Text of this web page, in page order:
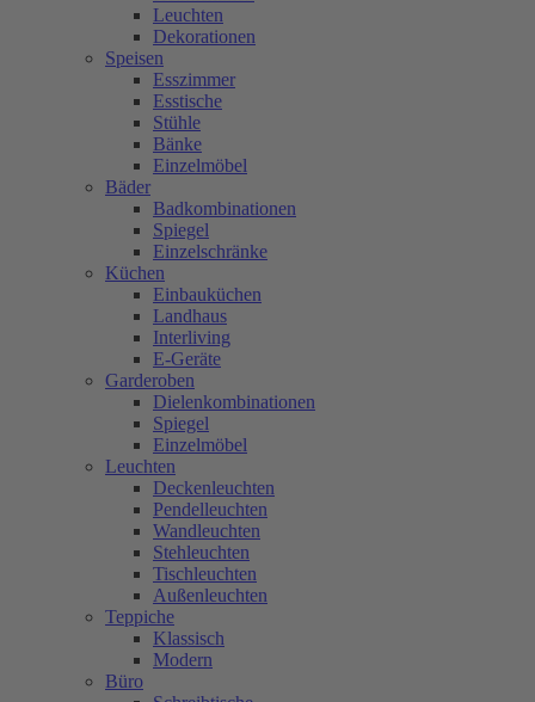
Leuchten
Dekorationen
Speisen
Esszimmer
Esstische
Stühle
Bänke
Einzelmöbel
Bäder
Badkombinationen
Spiegel
Einzelschränke
Küchen
Einbauküchen
Landhaus
Interliving
E-Geräte
Garderoben
Dielenkombinationen
Spiegel
Einzelmöbel
Leuchten
Deckenleuchten
Pendelleuchten
Wandleuchten
Stehleuchten
Tischleuchten
Außenleuchten
Teppiche
Klassisch
Modern
Büro